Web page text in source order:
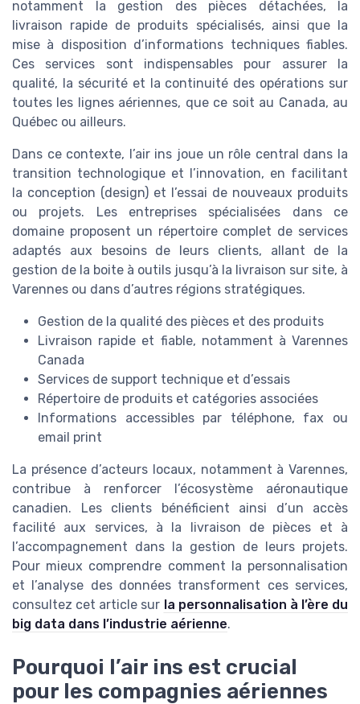
notamment la gestion des pièces détachées, la
livraison rapide de produits spécialisés, ainsi que la
mise à disposition d’informations techniques fiables.
Ces services sont indispensables pour assurer la
qualité, la sécurité et la continuité des opérations sur
toutes les lignes aériennes, que ce soit au Canada, au
Québec ou ailleurs.
Dans ce contexte, l’air ins joue un rôle central dans la
transition technologique et l’innovation, en facilitant
la conception (design) et l’essai de nouveaux produits
ou projets. Les entreprises spécialisées dans ce
domaine proposent un répertoire complet de services
adaptés aux besoins de leurs clients, allant de la
gestion de la boite à outils jusqu’à la livraison sur site, à
Varennes ou dans d’autres régions stratégiques.
Gestion de la qualité des pièces et des produits
Livraison rapide et fiable, notamment à Varennes
Canada
Services de support technique et d’essais
Répertoire de produits et catégories associées
Informations accessibles par téléphone, fax ou
email print
La présence d’acteurs locaux, notamment à Varennes,
contribue à renforcer l’écosystème aéronautique
canadien. Les clients bénéficient ainsi d’un accès
facilité aux services, à la livraison de pièces et à
l’accompagnement dans la gestion de leurs projets.
Pour mieux comprendre comment la personnalisation
et l’analyse des données transforment ces services,
consultez cet article sur la personnalisation à l’ère du
big data dans l’industrie aérienne.
Pourquoi l’air ins est crucial
pour les compagnies aériennes